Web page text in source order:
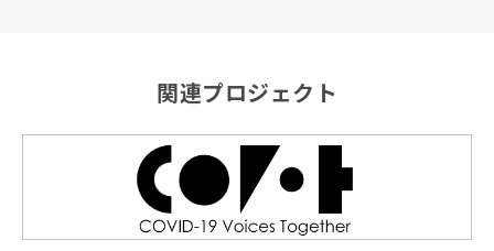
関連プロジェクト